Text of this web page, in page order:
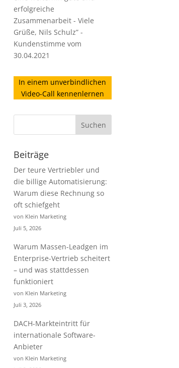
erfolgreiche
Zusammenarbeit - Viele
Grüße, Nils Schulz” -
Kundenstimme vom
30.04.2021
In einem unverbindlichen
Video-Call kennenlernen
Beiträge
Der teure Vertriebler und
die billige Automatisierung:
Warum diese Rechnung so
oft schiefgeht
von Klein Marketing
Juli 5, 2026
Warum Massen-Leadgen im
Enterprise-Vertrieb scheitert
– und was stattdessen
funktioniert
von Klein Marketing
Juli 3, 2026
DACH-Markteintritt für
internationale Software-
Anbieter
von Klein Marketing